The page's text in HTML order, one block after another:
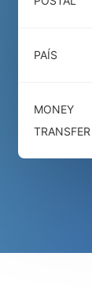
PAÍS
MONEY
TRANSFER